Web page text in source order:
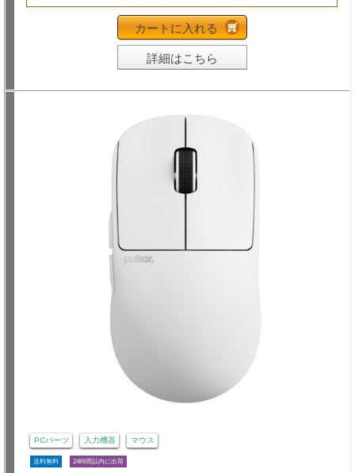
カートに入れる
詳細はこちら
PCパーツ 入力機器 マウス
送料無料 24時間以内に出荷